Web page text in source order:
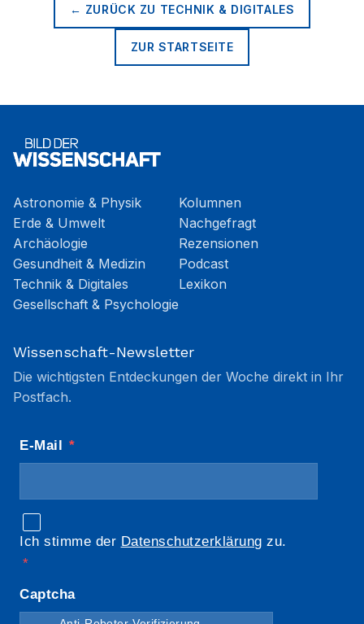
← ZURÜCK ZU TECHNIK & DIGITALES
ZUR STARTSEITE
Astronomie & Physik
Erde & Umwelt
Archäologie
Gesundheit & Medizin
Technik & Digitales
Gesellschaft & Psychologie
Kolumnen
Nachgefragt
Rezensionen
Podcast
Lexikon
Wissenschaft-Newsletter
Die wichtigsten Entdeckungen der Woche direkt in Ihr
Postfach.